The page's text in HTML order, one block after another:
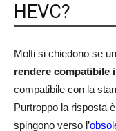
HEVC?
Molti si chiedono se
rendere compatibile
compatibile con la
Purtroppo la risposta
spingono verso l’